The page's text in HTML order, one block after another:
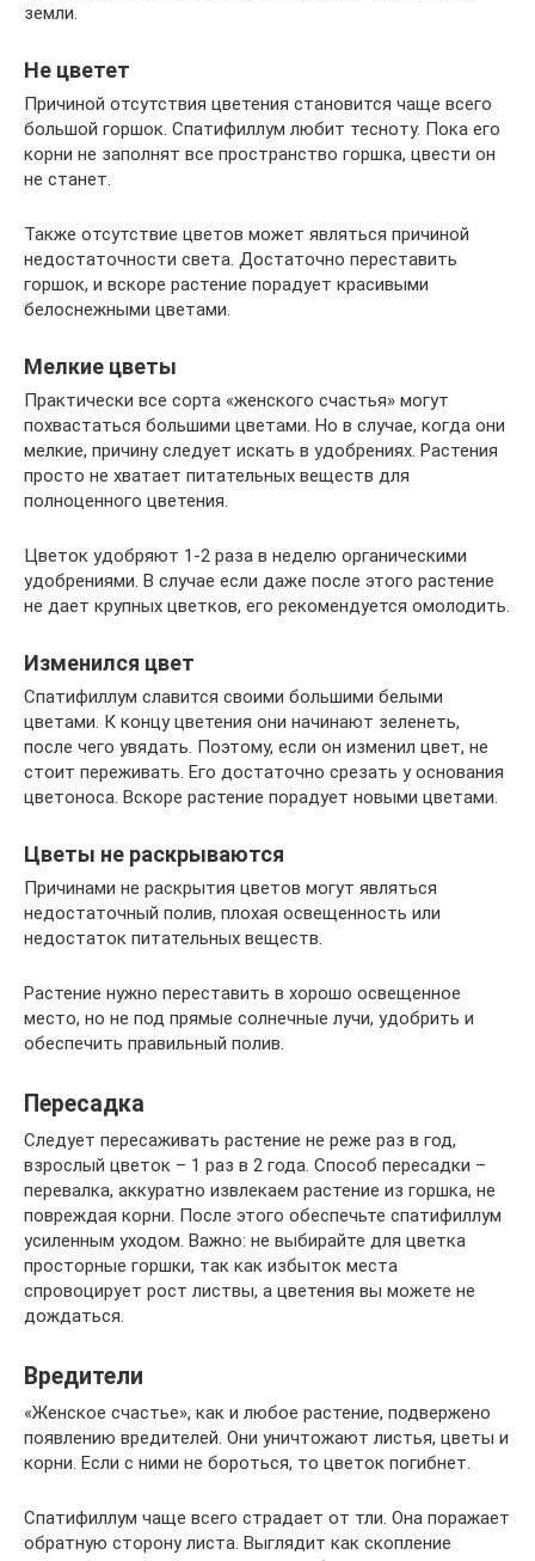
земли.
Не цветет
Причиной отсутствия цветения становится чаще всего
большой горшок. Спатифиллум любит тесноту. Пока его
корни не заполнят все пространство горшка, цвести он
не станет.
Также отсутствие цветов может являться причиной
недостаточности света. Достаточно переставить
горшок, и вскоре растение порадует красивыми
белоснежными цветами.
Мелкие цветы
Практически все сорта «женского счастья» могут
похвастаться большими цветами. Но в случае, когда они
мелкие, причину следует искать в удобрениях. Растения
просто не хватает питательных веществ для
полноценного цветения.
Цветок удобряют 1-2 раза в неделю органическими
удобрениями. В случае если даже после этого растение
не дает крупных цветков, его рекомендуется омолодить.
Изменился цвет
Спатифиллум славится своими большими белыми
цветами. К концу цветения они начинают зеленеть,
после чего увядать. Поэтому, если он изменил цвет, не
стоит переживать. Его достаточно срезать у основания
цветоноса. Вскоре растение порадует новыми цветами.
Цветы не раскрываются
Причинами не раскрытия цветов могут являться
недостаточный полив, плохая освещенность или
недостаток питательных веществ.
Растение нужно переставить в хорошо освещенное
место, но не под прямые солнечные лучи, удобрить и
обеспечить правильный полив.
Пересадка
Следует пересаживать растение не реже раз в год,
взрослый цветок – 1 раз в 2 года. Способ пересадки –
перевалка, аккуратно извлекаем растение из горшка, не
повреждая корни. После этого обеспечьте спатифиллум
усиленным уходом. Важно: не выбирайте для цветка
просторные горшки, так как избыток места
спровоцирует рост листвы, а цветения вы можете не
дождаться.
Вредители
«Женское счастье», как и любое растение, подвержено
появлению вредителей. Они уничтожают листья, цветы и
корни. Если с ними не бороться, то цветок погибнет.
Спатифиллум чаще всего страдает от тли. Она поражает
обратную сторону листа. Выглядит как скопление